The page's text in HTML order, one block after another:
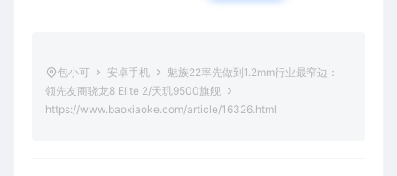
包小可 安卓手机
魅族22率先做到1.2mm行业最窄边：
领先友商骁龙8 Elite 2/天玑9500旗舰
https://www.baoxiaoke.com/article/16326.html